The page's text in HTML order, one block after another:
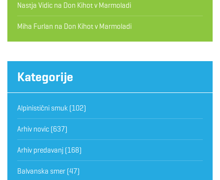
Nastja Vidic na Don Kihot v Marmoladi
Miha Furlan na Don Kihot v Marmoladi
Kategorije
Alpinistični smuk (102)
Arhiv novic (637)
Arhiv predavanj (168)
Balvanska smer (47)